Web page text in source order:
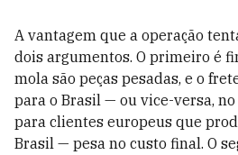
A vantagem que a operação
dois argumentos. O primeiro é
mola são peças pesadas, e o
para o Brasil — ou vice-versa,
para clientes europeus que
Brasil — pesa no custo final. O